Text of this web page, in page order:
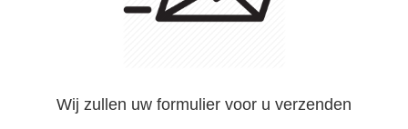
Wij zullen uw formulier voor u verzenden